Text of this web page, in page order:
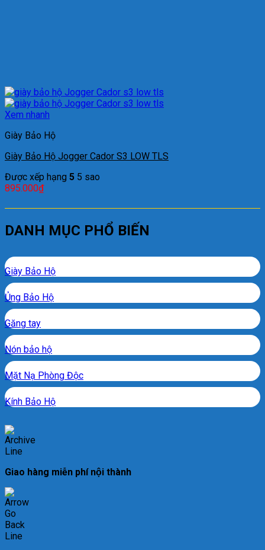
Xem nhanh
Giày Bảo Hộ
Giày Bảo Hộ Jogger Cador S3 LOW TLS
Được xếp hạng 5 5 sao
895.000₫
DANH MỤC PHỔ BIẾN
Giày Bảo Hộ
Ủng Bảo Hộ
Găng tay
Nón bảo hộ
Mặt Nạ Phòng Độc
Kính Bảo Hộ
Giao hàng miễn phí nội thành